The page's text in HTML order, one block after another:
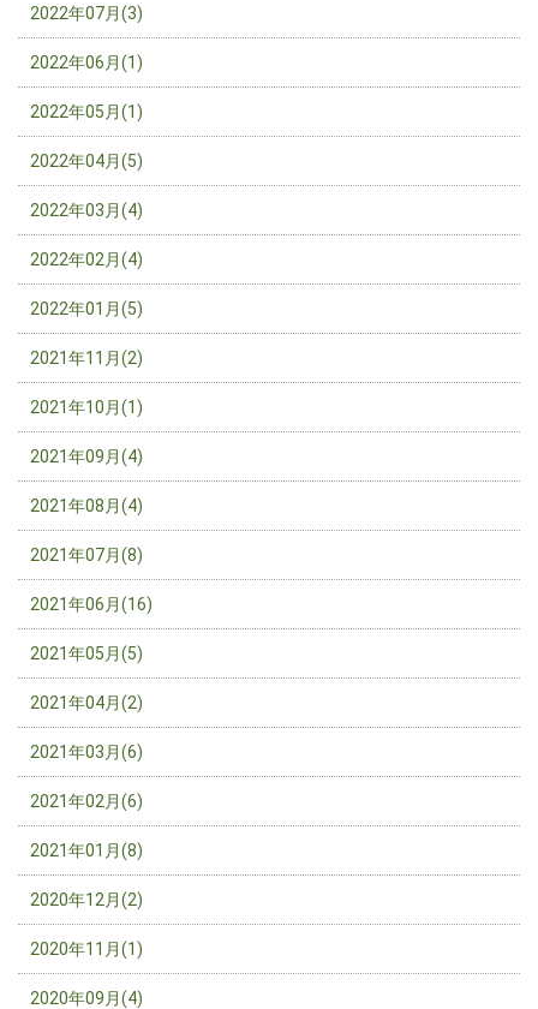
2022年07月(3)
2022年06月(1)
2022年05月(1)
2022年04月(5)
2022年03月(4)
2022年02月(4)
2022年01月(5)
2021年11月(2)
2021年10月(1)
2021年09月(4)
2021年08月(4)
2021年07月(8)
2021年06月(16)
2021年05月(5)
2021年04月(2)
2021年03月(6)
2021年02月(6)
2021年01月(8)
2020年12月(2)
2020年11月(1)
2020年09月(4)